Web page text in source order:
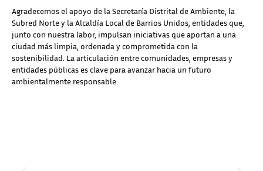
Agradecemos el apoyo de la Secretaría Distrital de Ambiente, la
Subred Norte y la Alcaldía Local de Barrios Unidos, entidades que,
junto con nuestra labor, impulsan iniciativas que aportan a una
ciudad más limpia, ordenada y comprometida con la
sostenibilidad. La articulación entre comunidades, empresas y
entidades públicas es clave para avanzar hacia un futuro
ambientalmente responsable.